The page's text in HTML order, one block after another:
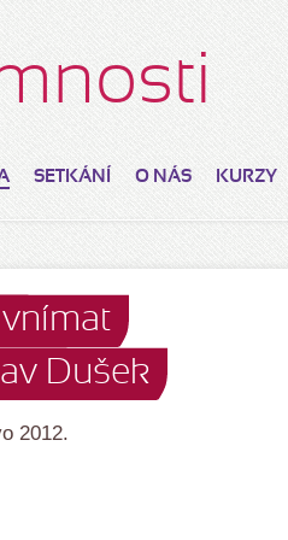
SETKÁNÍ O NÁS KURZY
Dušek
2012.